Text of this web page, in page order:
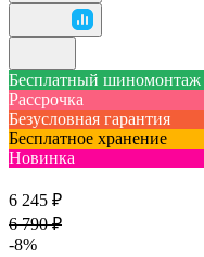
Бесплатный шиномонтаж
Рассрочка
Безусловная гарантия
Бесплатное хранение
Новинка
6 245 ₽
6 790 ₽
-8%